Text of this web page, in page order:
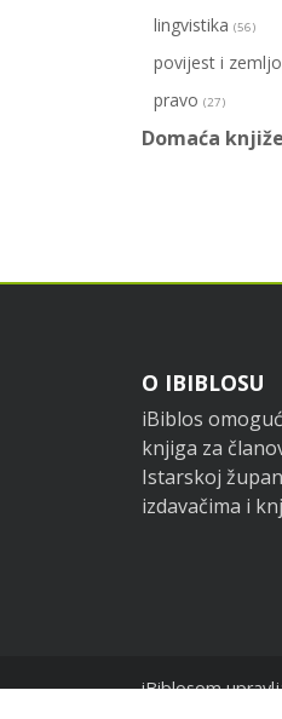
lingvistika (56)
povijest i
pravo (27)
Domaća
Footer
O IBIBLOSU
iBiblos
knjiga za
Istarskoj
izdavačima i
iBiblosom